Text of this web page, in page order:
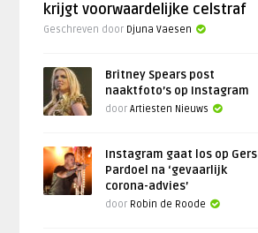
krijgt voorwaardelijke celstraf
Geschreven door Djuna Vaesen
Britney Spears post
naaktfoto’s op Instagram
doorArtiesten Nieuws
Instagram gaat los op Gers
Pardoel na ‘gevaarlijk
corona-advies’
door Robin de Roode